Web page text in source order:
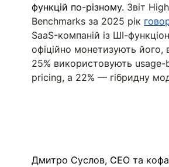
функцій по-різному. Звіт
Benchmarks за 2025 рік
SaaS-компаній із ШІ-
офіційно монетизують його,
25% використовують usage-
pricing, а 22% — гібридну
Дмитро Суслов, CEO та